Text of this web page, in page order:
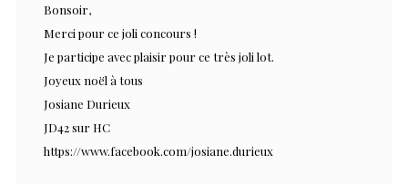
Bonsoir,
Merci pour ce joli concours !
Je participe avec plaisir pour ce très joli lot.
Joyeux noël à tous
Josiane Durieux
JD42 sur HC
https://www.facebook.com/josiane.durieux